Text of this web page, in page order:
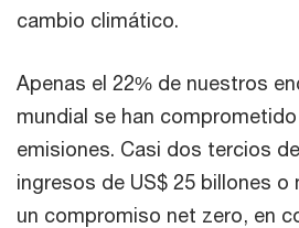
cambio climático.
Apenas el 22% de nuestros
mundial se han
emisiones. Casi dos tercios
ingresos de US$ 25 billones o
un compromiso net zero, en